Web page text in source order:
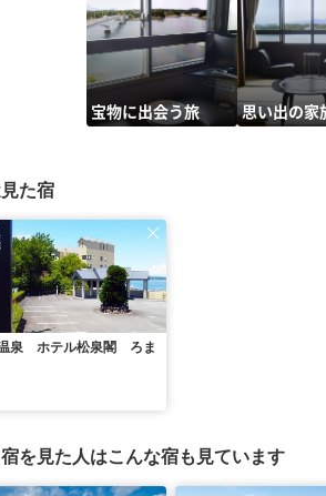
宝物に出会う旅 思い出の家
た宿
泉 ホテル松泉閣 ろま
宿を見た人はこんな宿も見ています